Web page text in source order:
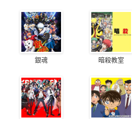
銀魂 暗殺教室